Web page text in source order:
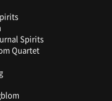
Spirits
Quartet